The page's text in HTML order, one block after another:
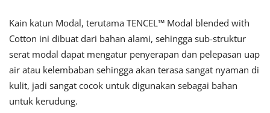
Kain katun Modal, terutama TENCEL™ Modal blended with
Cotton ini dibuat dari bahan alami, sehingga sub-struktur
serat modal dapat mengatur penyerapan dan pelepasan uap
air atau kelembaban sehingga akan terasa sangat nyaman di
kulit, jadi sangat cocok untuk digunakan sebagai bahan
untuk kerudung.